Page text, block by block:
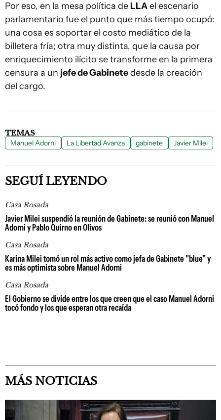
Por eso, en la mesa política de LLAel escenario
parlamentario fue el punto que más tiempo ocupó:
una cosa es soportar el costo mediático de la
billetera fría; otra muy distinta, que la causa por
enriquecimiento ilícito se transforme en la primera
censura a un jefe de Gabinetedesde la creación
del cargo.
TEMAS
Manuel Adorni La Libertad Avanza gabinete Javier Milei
SEGUÍ LEYENDO
Casa Rosada
Javier Milei suspendió la reunión de Gabinete: se reunió con Manuel
Adorni y Pablo Quirno en Olivos
Casa Rosada
Karina Milei tomó un rol más activo como jefa de Gabinete "blue" y
es más optimista sobre Manuel Adorni
Casa Rosada
El Gobierno se divide entre los que creen que el caso Manuel Adorni
tocó fondo y los que esperan otra recaída
MÁS NOTICIAS